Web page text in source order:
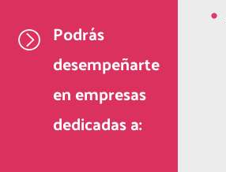
Podrás
desempeñarte
en empresas
dedicadas a:
administrativo y
operativos.